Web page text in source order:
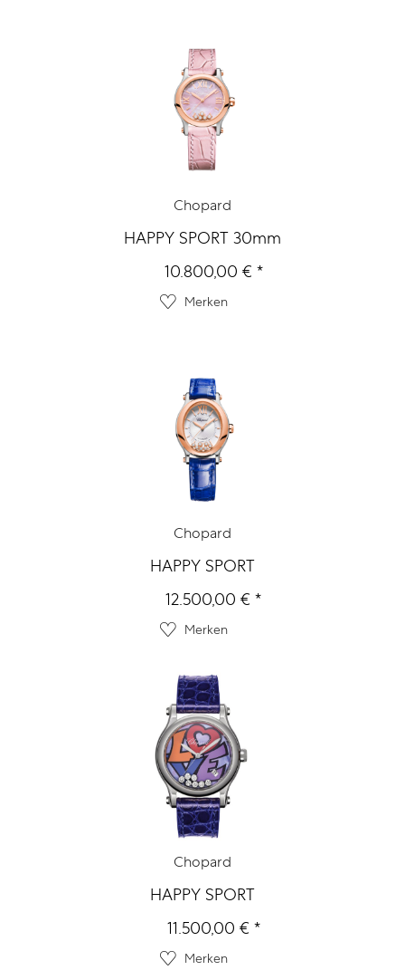
Chopard
HAPPY SPORT 30mm
10.800,00 € *
Merken
Chopard
HAPPY SPORT
12.500,00 € *
Merken
Chopard
HAPPY SPORT
11.500,00 € *
Merken